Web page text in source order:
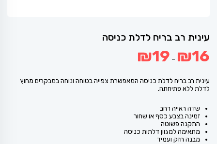
עינית רב בריח לדלת כניסה
₪16
–
₪19
עינית רב בריח לדלת כניסה המאפשרת צפייה בטוחה ונוחה במבקרים מחוץ
לדלת ללא פתיחתה.
שדה ראייה רחב
זמינה בצבע כסף או שחור
התקנה פשוטה
מתאימה למגוון דלתות כניסה
מבנה חזק ועמיד